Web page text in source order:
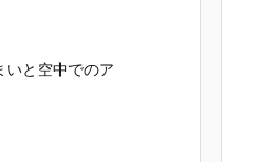
いと空中でのア